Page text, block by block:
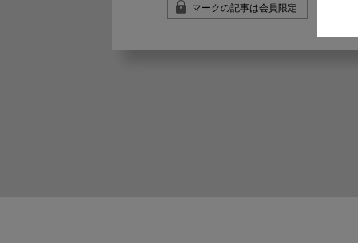
マークの記事は会員限定